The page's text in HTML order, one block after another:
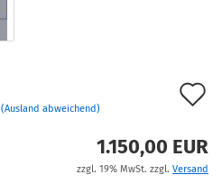
(Ausland abweichend)
1.150,00 EUR
zzgl. 19% MwSt. zzgl. Versand